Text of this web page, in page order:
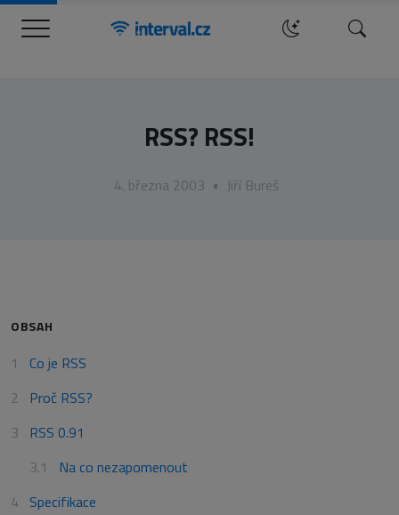
Menu Hledat
RSS? RSS!
4. března 2003 • Jiří Bureš
OBSAH
Co je RSS
Proč RSS?
RSS 0.91
Na co nezapomenout
Specifikace